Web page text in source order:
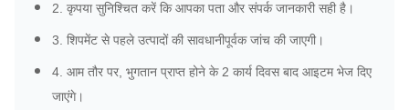
2. कृपया सुनिश्चित करें कि आपका पता और संपर्क जानकारी सही है।
3. शिपमेंट से पहले उत्पादों की सावधानीपूर्वक जांच की जाएगी।
4. आम तौर पर, भुगतान प्राप्त होने के 2 कार्य दिवस बाद आइटम भेज दिए
जाएंगे।